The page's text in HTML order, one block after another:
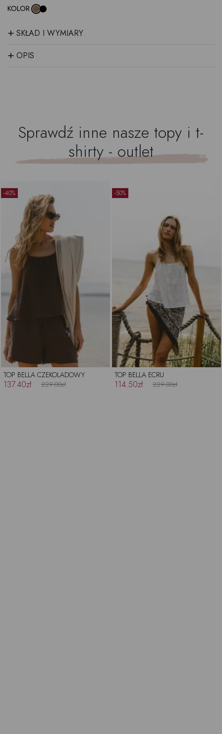
KOLOR
+ SKŁAD I WYMIARY
+ OPIS
Sprawdź inne nasze topy i t-
shirty - outlet
TOP BELLA CZEKOLADOWY
137.40zł 229.00zł
-40%
TOP BELLA ECRU
114.50zł 229.00zł
-50%